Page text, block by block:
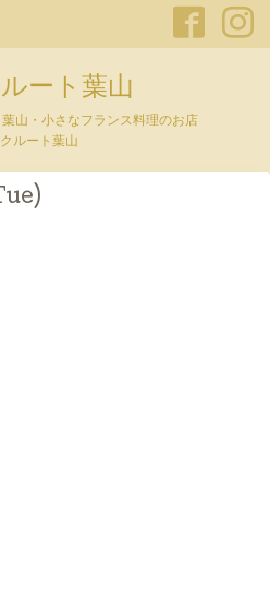
ート葉山
・小さなフランス料理のお店
ルート葉山